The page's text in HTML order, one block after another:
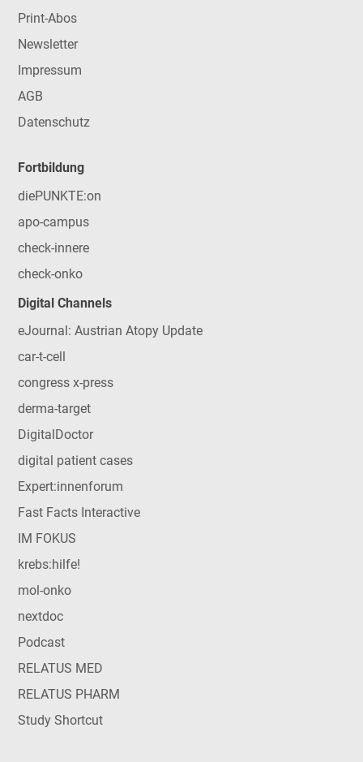
Print-Abos
Newsletter
Impressum
AGB
Datenschutz
Fortbildung
diePUNKTE:on
apo-campus
check-innere
check-onko
Digital Channels
eJournal: Austrian Atopy Update
car-t-cell
congress x-press
derma-target
DigitalDoctor
digital patient cases
Expert:innenforum
Fast Facts Interactive
IM FOKUS
krebs:hilfe!
mol-onko
nextdoc
Podcast
RELATUS MED
RELATUS PHARM
Study Shortcut